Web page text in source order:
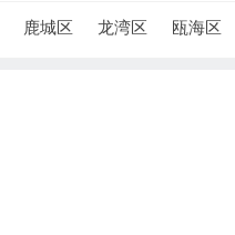
鹿城区 龙湾区 瓯海区